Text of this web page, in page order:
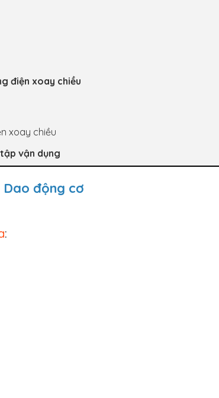
điện xoay chiều
xoay chiều
vận dụng
Dao động cơ
: